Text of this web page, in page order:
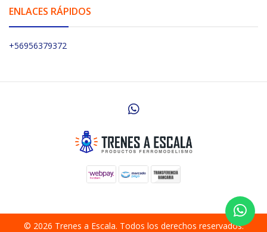
ENLACES RÁPIDOS
+56956379372
© 2026 Trenes a Escala. Todos los derechos reservados.